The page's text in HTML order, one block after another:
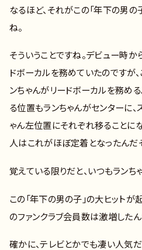
なるほど、それがこの「年下の男
ね。
そういうことですね。デビュー時
ドボーカルを務めていたのですが
ンちゃんがリードボーカルを務める
る位置もランちゃんがセンターに、
ゃん左位置にそれぞれ移ることに
人はこれがほぼ定着となったんだ
覚えている限りだと、いつもランち
この「年下の男の子」の大ヒットが
のファンクラブ会員数は激増したん
確かに、テレビとかでも凄い人気